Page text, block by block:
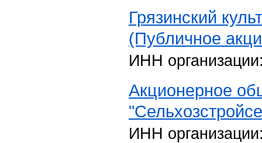
Грязинский
(Публичное
ИНН
Акционерное
ИНН